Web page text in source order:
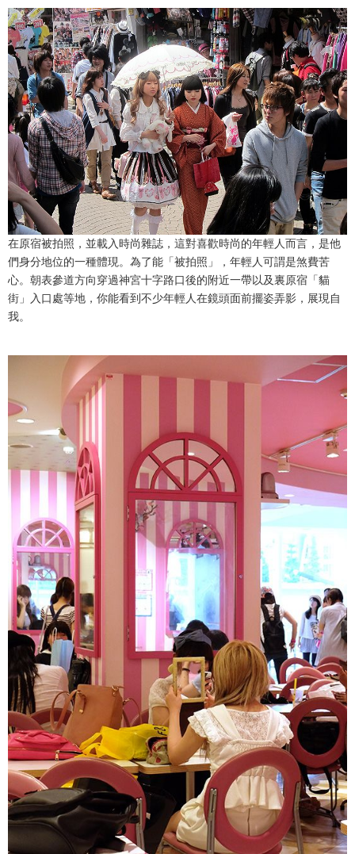
在原宿被拍照，並載入時尚雜誌，這對喜歡時尚的年輕人而言，是他
們身分地位的一種體現。為了能「被拍照」，年輕人可謂是煞費苦
心。朝表參道方向穿過神宮十字路口後的附近一帶以及裏原宿「貓
街」入口處等地，你能看到不少年輕人在鏡頭面前擺姿弄影，展現自
我。